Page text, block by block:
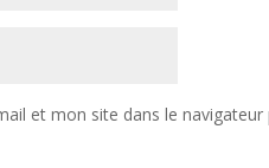
et mon site dans le